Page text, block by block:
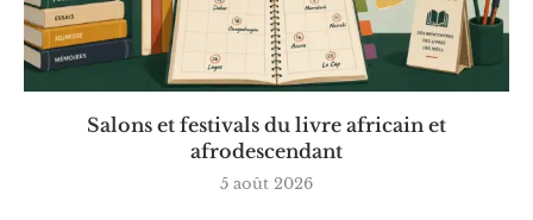
Salons et festivals du livre africain et
afrodescendant
5 août 2026